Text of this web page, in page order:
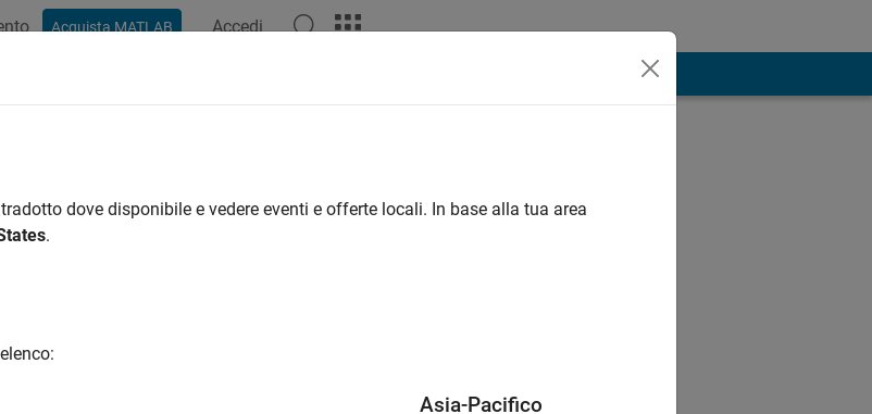
Acquista MATLAB Accedi
dove disponibile e vedere eventi e offerte locali. In base alla tua area
.
Asia-Pacifico